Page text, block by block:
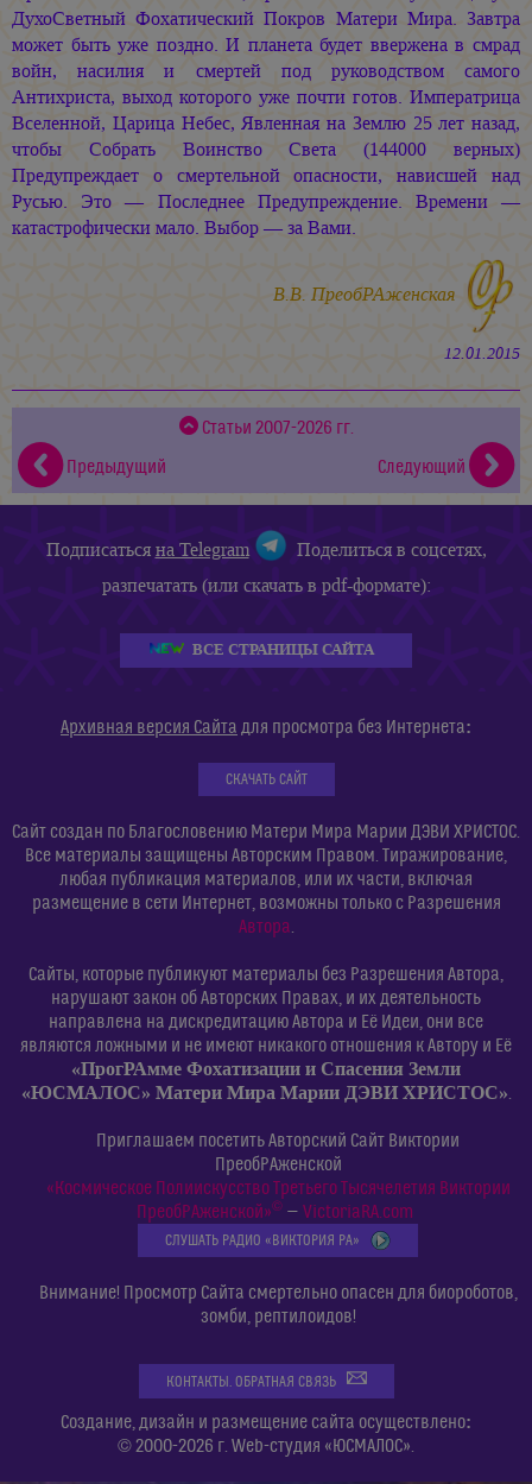
ДухоСветный Фохатический Покров Матери Мира. Завтра
может быть уже поздно. И планета будет ввержена в смрад
войн, насилия и смертей под руководством самого
Антихриста, выход которого уже почти готов. Императрица
Вселенной, Царица Небес, Явленная на Землю 25 лет назад,
чтобы Собрать Воинство Света (144000 верных)
Предупреждает о смертельной опасности, нависшей над
Русью. Это — Последнее Предупреждение. Времени —
катастрофически мало. Выбор — за Вами.
В.В. ПреобРАженская
12.01.2015
Статьи 2007-2026 гг.
Предыдущий
Следующий
Подписатьсяна Telegram
Поделиться в соцсетях,
разпечатать (или скачать в pdf-формате):
ВСЕ СТРАНИЦЫ САЙТА
Архивная версия Сайта для просмотра без Интернета:
СКАЧАТЬ САЙТ
Сайт создан по Благословению Матери Мира Марии ДЭВИ ХРИСТОС.
Все материалы защищены Авторским Правом. Тиражирование,
любая публикация материалов, или их части, включая
размещение в сети Интернет, возможны только с Разрешения
Автора.
Сайты, которые публикуют материалы без Разрешения Автора,
нарушают закон об Авторских Правах, и их деятельность
направлена на дискредитацию Автора и Её Идеи, они все
являются ложными и не имеют никакого отношения к Автору и Её
«ПрогРАмме Фохатизации и Спасения Земли
«ЮСМАЛОС» Матери Мира Марии ДЭВИ ХРИСТОС».
Приглашаем посетить Авторский Сайт Виктории
ПреобРАженской
«Космическое Полиискусство Третьего Тысячелетия Виктории
ПреобРАженской»©— VictoriaRA.com
СЛУШАТЬ РАДИО «ВИКТОРИЯ РА»
Внимание! Просмотр Сайта смертельно опасен для биороботов,
зомби, рептилоидов!
КОНТАКТЫ. ОБРАТНАЯ СВЯЗЬ
Создание, дизайн и размещение сайта осуществлено:
© 2000-2026 г. Web-студия «ЮСМАЛОС».